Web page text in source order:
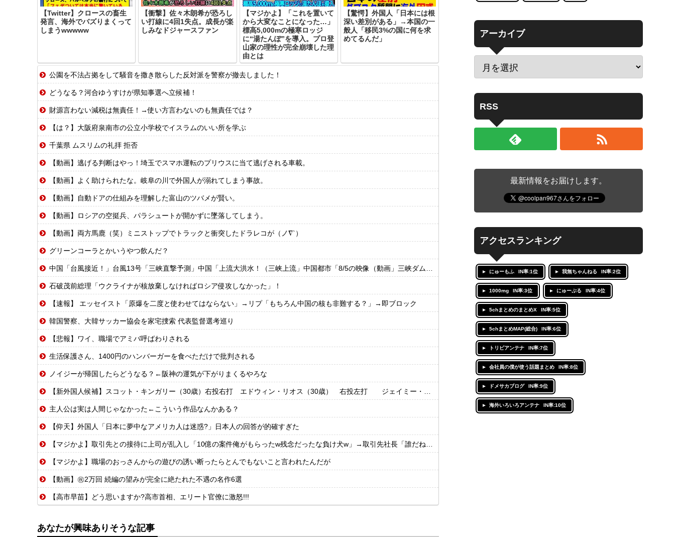
【Twitter】クロースの畜生
発言、海外でバズりまくって
しまうwwwww
【衝撃】佐々木朗希が恐ろし
い打線に4回1失点。成長が楽
しみなドジャースファン
【マジかよ】「これを置いて
から大変なことになった…」
標高5,000mの極寒ロッジ
に“湯たんぽ”を導入。プロ登
山家の理性が完全崩壊した理
由とは
【驚愕】外国人「日本には根
深い差別がある」→本国の一
般人「移民3%の国に何を求
めてるんだ」
公園を不法占拠をして騒音を撒き散らした反対派を警察が撤去しました！
どうなる？河合ゆうすけが県知事選へ立候補！
財源言わない減税は無責任！→使い方言わないのも無責任では？
【は？】大阪府泉南市の公立小学校でイスラムのいい所を学ぶ
千葉県 ムスリムの礼拝 拒否
【動画】逃げる判断はやっ！埼玉でスマホ運転のプリウスに当て逃げされる車載。
【動画】よく助けられたな。岐阜の川で外国人が溺れてしまう事故。
【動画】自動ドアの仕組みを理解した富山のツバメが賢い。
【動画】ロシアの空挺兵、パラシュートが開かずに墜落してしまう。
【動画】両方馬鹿（笑）ミニストップでトラックと衝突したドラレコが（ノ∇`）
グリーンコーラとかいうやつ飲んだ？
中国「台風接近！」台風13号「三峡直撃予測」中国「上流大洪水！（三峡上流」中国都市「8/5の映像（動画」三峡ダム「緊急放流（決壊危機」中国「下流大水害（震え声」→
石破茂前総理「ウクライナが核放棄しなければロシア侵攻しなかった」！
【速報】 エッセイスト「原爆を二度と使わせてはならない」→リプ「もちろん中国の核も非難する？」→即ブロック
韓国警察、大韓サッカー協会を家宅捜索 代表監督選考巡り
【悲報】ワイ、職場でアミバ呼ばわりされる
生活保護さん、1400円のハンバーガーを食べただけで批判される
ノイジーが帰国したらどうなる？←阪神の運気が下がりまくるやろな
【新外国人候補】スコット・キンガリー（30歳）右投右打 エドウィン・リオス（30歳） 右投左打 ジェイミー・ウェストブルック（29歳） 右投右打
主人公は実は人間じゃなかった←こういう作品なんかある？
【仰天】外国人「日本に夢中なアメリカ人は迷惑?」日本人の回答が的確すぎた
【マジかよ】取引先との接待に上司が乱入し「10億の案件俺がもらったw残念だったな負け犬w」→取引先社長「誰だね君は…」既に契約成立していて…
【マジかよ】職場のおっさんからの遊びの誘い断ったらとんでもないこと言われたんだが
【動画】㊗️2万回 続編の望みが完全に絶たれた不遇の名作6選
【高市早苗】どう思いますか?高市首相、エリート官僚に激怒!!!
あなたが興味ありそうな記事
アーカイブ
RSS
最新情報をお届けします。
アクセスランキング
にゅーもふ IN率:1位 我無ちゃんねる IN率:2位
1000mg IN率:3位 にゅーぷる IN率:4位
5chまとめのまとめX IN率:5位
5chまとめMAP(総合) IN率:6位
トリビアンテナ IN率:7位
会社員の僕が使う話題まとめ IN率:8位
ドメサカブログ IN率:9位
海外いろいろアンテナ IN率:10位